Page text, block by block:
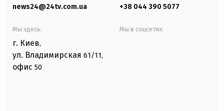
news24@24tv.com.ua +38 044 390 5077
Мы здесь:
г. Киев,
ул. Владимирская 61/11,
офис 50
Мы в соцсетях: